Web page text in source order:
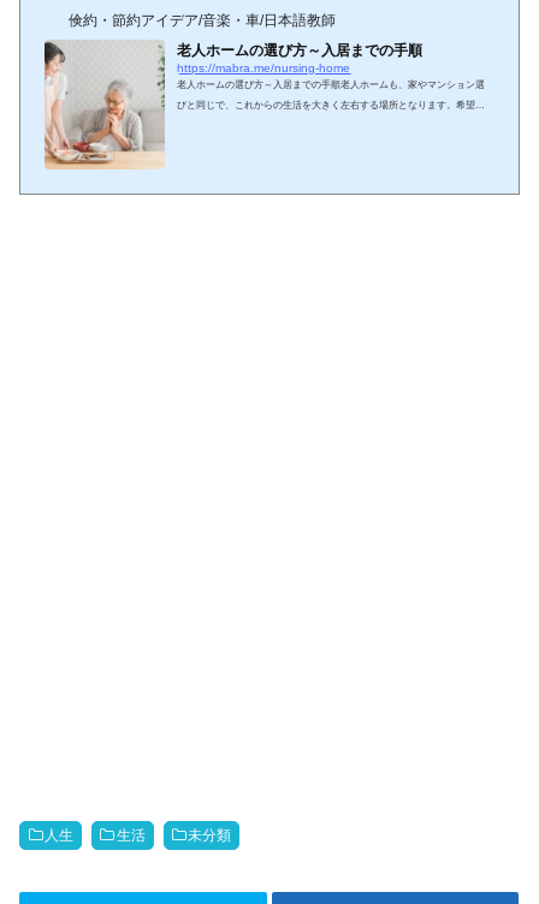
倹約・節約アイデア/音楽・車/日本語教師
老人ホームの選び方～入居までの手順
https://mabra.me/nursing-home
老人ホームの選び方～入居までの手順老人ホームも、家やマンション選
びと同じで、これからの生活を大きく左右する場所となります。希望や
人生 生活 未分類